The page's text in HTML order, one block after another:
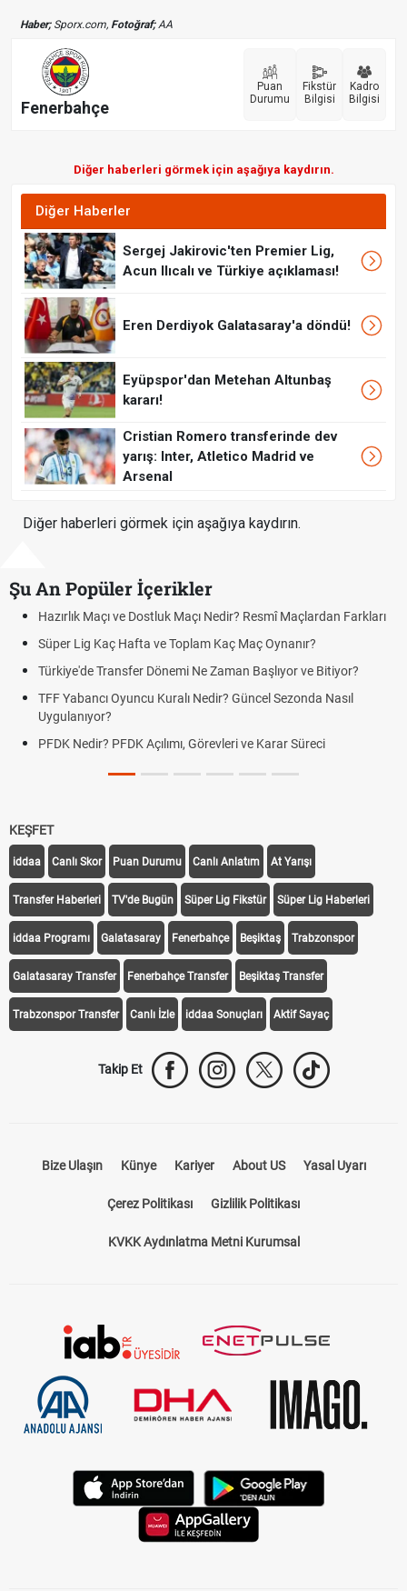
Haber;Sporx.com, Fotoğraf;AA
Fenerbahçe
Puan
Durumu
Fikstür
Bilgisi
Kadro
Bilgisi
Diğer haberleri görmek için aşağıya kaydırın.
Diğer Haberler
Sergej Jakirovic'ten Premier Lig,
Acun Ilıcalı ve Türkiye açıklaması!
Eren Derdiyok Galatasaray'a döndü!
Eyüpspor'dan Metehan Altunbaş
kararı!
Cristian Romero transferinde dev
yarış: Inter, Atletico Madrid ve
Arsenal
Diğer haberleri görmek için aşağıya kaydırın.
Şu An Popüler İçerikler
Hazırlık Maçı ve Dostluk Maçı Nedir? Resmî Maçlardan Farkları
Süper Lig Kaç Hafta ve Toplam Kaç Maç Oynanır?
Türkiye'de Transfer Dönemi Ne Zaman Başlıyor ve Bitiyor?
TFF Yabancı Oyuncu Kuralı Nedir? Güncel Sezonda Nasıl
Uygulanıyor?
PFDK Nedir? PFDK Açılımı, Görevleri ve Karar Süreci
KEŞFET
iddaa Canlı Skor Puan Durumu Canlı Anlatım At Yarışı
Transfer Haberleri TV'de Bugün Süper Lig Fikstür Süper Lig Haberleri
iddaa Programı Galatasaray Fenerbahçe Beşiktaş Trabzonspor
Galatasaray Transfer Fenerbahçe Transfer Beşiktaş Transfer
Trabzonspor Transfer Canlı İzle iddaa Sonuçları Aktif Sayaç
Takip Et
Bize Ulaşın Künye Kariyer About US Yasal Uyarı
Çerez Politikası Gizlilik Politikası
KVKK Aydınlatma Metni Kurumsal